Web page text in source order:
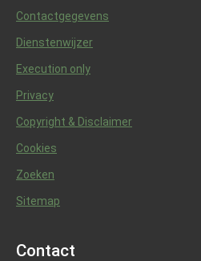
Contactgegevens
Dienstenwijzer
Execution only
Privacy
Copyright & Disclaimer
Cookies
Zoeken
Sitemap
Contact